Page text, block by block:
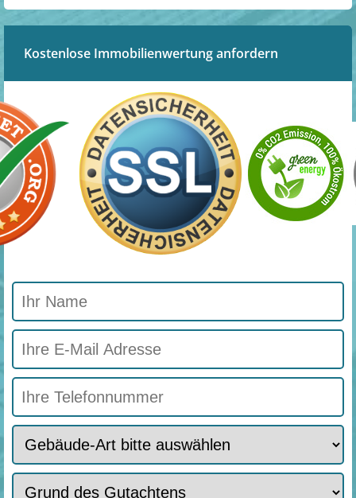
Kostenlose Immobilienwertung anfordern